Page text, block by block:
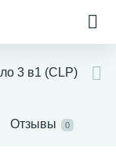
3 в1 (CLP)
Отзывы 0